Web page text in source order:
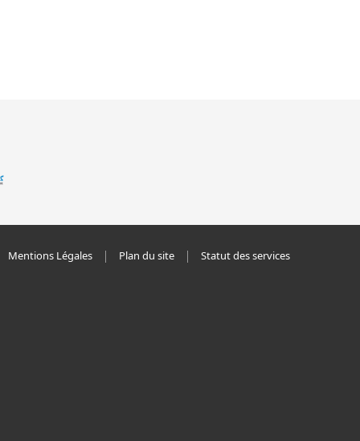
Mentions Légales Plan du site Statut des services